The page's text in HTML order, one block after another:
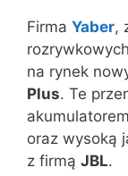
Firma Yaber,
na rynek
Plus. Te
oraz wysoką
z firmą JBL.